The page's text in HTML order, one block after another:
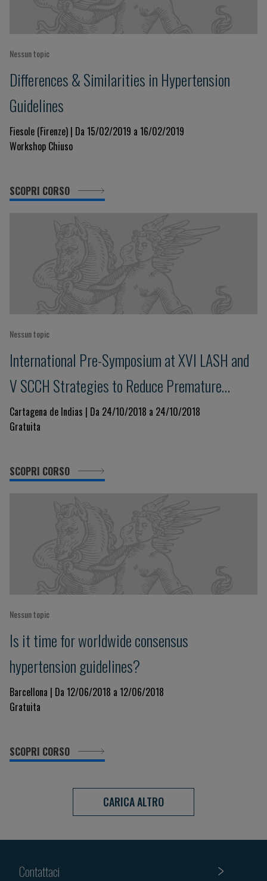
Nessun topic
Differences & Similarities in Hypertension
Guidelines
Fiesole (Firenze) | Da 15/02/2019 a 16/02/2019
Workshop Chiuso
SCOPRI CORSO
Nessun topic
International Pre-Symposium at XVI LASH and
V SCCH Strategies to Reduce Premature
Cardiovascular Morbidity and Mortality
Cartagena de Indias | Da 24/10/2018 a 24/10/2018
Gratuita
SCOPRI CORSO
Nessun topic
Is it time for worldwide consensus
hypertension guidelines?
Barcellona | Da 12/06/2018 a 12/06/2018
Gratuita
SCOPRI CORSO
CARICA ALTRO
Contattaci